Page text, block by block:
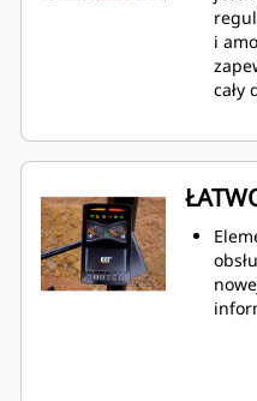
i
cały